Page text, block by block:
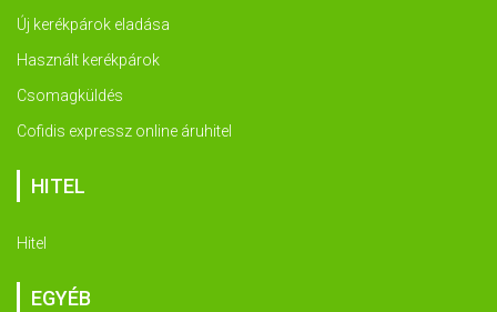
Új kerékpárok eladása
Használt kerékpárok
Csomagküldés
Cofidis expressz online áruhitel
HITEL
Hitel
EGYÉB